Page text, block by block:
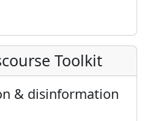
Toolkit
& disinformation